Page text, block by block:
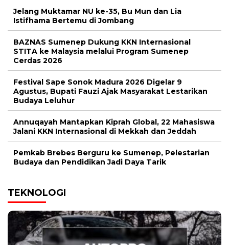
Jelang Muktamar NU ke-35, Bu Mun dan Lia
Istifhama Bertemu di Jombang
BAZNAS Sumenep Dukung KKN Internasional
STITA ke Malaysia melalui Program Sumenep
Cerdas 2026
Festival Sape Sonok Madura 2026 Digelar 9
Agustus, Bupati Fauzi Ajak Masyarakat Lestarikan
Budaya Leluhur
Annuqayah Mantapkan Kiprah Global, 22 Mahasiswa
Jalani KKN Internasional di Mekkah dan Jeddah
Pemkab Brebes Berguru ke Sumenep, Pelestarian
Budaya dan Pendidikan Jadi Daya Tarik
TEKNOLOGI